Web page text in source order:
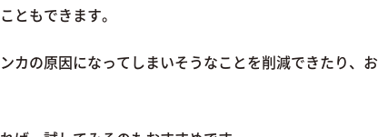
ともできます。
カの原因になってしまいそうなことを削減できたり、お